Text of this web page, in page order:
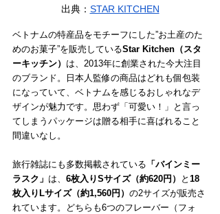
出典： STAR KITCHEN
ベトナムの特産品をモチーフにした”お土産のた
めのお菓子”を販売しているStar Kitchen（スタ
ーキッチン） は、2013年に創業された今大注目
のブランド。日本人監修の商品はどれも個包装
になっていて、ベトナムを感じるおしゃれなデ
ザインが魅力です。思わず「可愛い！」と言っ
てしまうパッケージは贈る相手に喜ばれること
間違いなし。
旅行雑誌にも多数掲載されている 「バインミー
ラスク」 は、 6枚入りSサイズ（約620円） と 18
枚入りLサイズ（約1,560円） の2サイズが販売さ
れています。どちらも6つのフレーバー（フォ